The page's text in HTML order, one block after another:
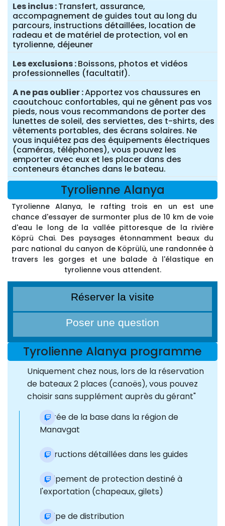
Les inclus Transfert, assurance,
accompagnement de guides tout au long du
parcours, instructions détaillées, location de
radeau et de matériel de protection, vol en
tyrolienne, déjeuner
Les exclusions Boissons, photos et vidéos
professionnelles (facultatif).
A ne pas oublier Apportez vos chaussures en
caoutchouc confortables, qui ne gênent pas vos
pieds, nous vous recommandons de porter des
lunettes de soleil, des serviettes, des t-shirts, des
vêtements portables, des écrans solaires. Ne
vous inquiétez pas des équipements électriques
(caméras, téléphones), vous pouvez les
emporter avec eux et les placer dans des
conteneurs étanches dans le bateau.
Tyrolienne Alanya
Tyrolienne Alanya, le rafting trois en un est une
chance d'essayer de surmonter plus de 10 km de voie
d'eau le long de la vallée pittoresque de la rivière
Köprü Chai. Des paysages étonnamment beaux du
parc national du canyon de Köprülü, une randonnée à
travers les gorges et une balade à l'élastique en
tyrolienne vous attendent.
Réserver la visite
Poser une question
Tyrolienne Alanya programme
Uniquement chez nous, lors de la réservation
de bateaux 2 places (canoës), vous pouvez
choisir sans supplément auprès du gérant"
Entrée de la base dans la région de
Manavgat
Instructions détaillées dans les guides
Équipement de protection destiné à
l'exportation (chapeaux, gilets)
Équipe de distribution